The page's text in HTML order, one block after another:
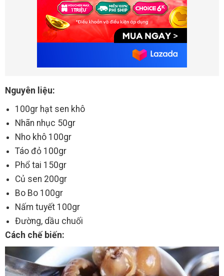
Nguyên liệu:
100gr hạt sen khô
Nhãn nhục 50gr
Nho khô 100gr
Táo đỏ 100gr
Phổ tai 150gr
Củ sen 200gr
Bo Bo 100gr
Nấm tuyết 100gr
Đường, dầu chuối
Cách chế biến: